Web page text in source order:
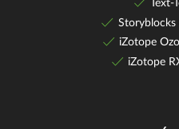
Text-
Storyblocks
iZotope
iZotope